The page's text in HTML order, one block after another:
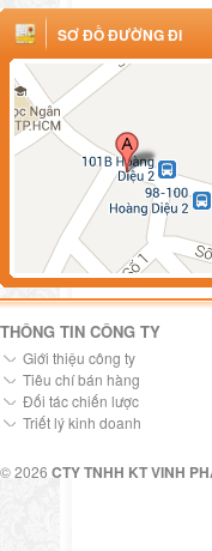
SƠ ĐỒ ĐƯỜNG ĐI
THÔNG TIN CÔNG TY
Giới thiệu công ty
Tiêu chí bán hàng
Đối tác chiến lược
Triết lý kinh doanh
© 2026 CTY TNHH KT VINH